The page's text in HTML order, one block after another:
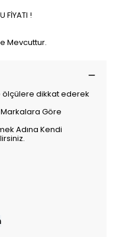
FİYATI !
Mevcuttur.
ölçülere dikkat ederek
Göre
Adına Kendi